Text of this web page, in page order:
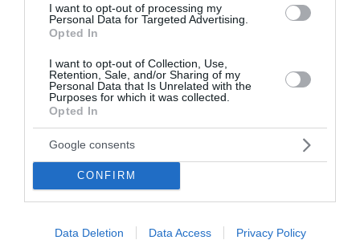
I want to opt-out of processing my
Personal Data for Targeted Advertising.
Opted In
I want to opt-out of Collection, Use,
Retention, Sale, and/or Sharing of my
Personal Data that Is Unrelated with the
Purposes for which it was collected.
Opted In
Google consents
CONFIRM
Data Deletion Data Access Privacy Policy
Χαλκιδική: Επιχείρηση μεταφοράς 49χρονης
Γερμανίδας που τραυματίστηκε σε δύσβατο
σημείο
Πυροσβέστες εντόπισαν τραυματισμένη στο πόδι
Συκιάς στη Χαλκιδική. Οι πυροσβέστες μετέφεραν τη
γυναίκα με φορείο σε ασφαλές...
07 Αυγούστου 2026